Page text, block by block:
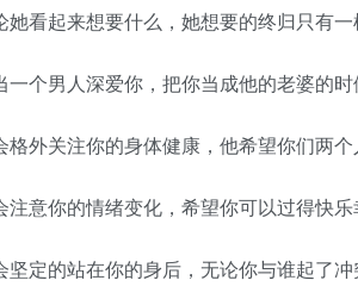
看起来想要什么，她想要的终归只有一
男人深爱你，把你当成他的老婆的时
外关注你的身体健康，他希望你们两个
意你的情绪变化，希望你可以过得快乐
定的站在你的身后，无论你与谁起了